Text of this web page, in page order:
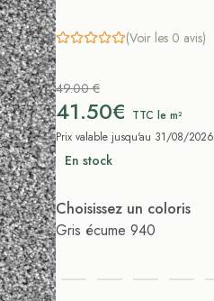
(Voir les 0 avis)
49.00 €
41.50€ TTC le m²
Prix valable jusqu'au 31/08/2026
En stock
Choisissez un coloris
Gris écume 940